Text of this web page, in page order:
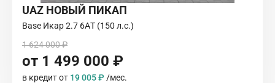
UAZ НОВЫЙ ПИКАП
Base Икар 2.7 6AТ (150 л.с.)
1 624 000 ₽
от 1 499 000 ₽
в кредит от 19 005 ₽ /мес.